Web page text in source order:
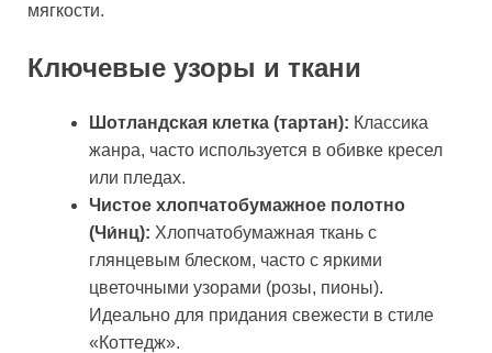
мягкости.
Ключевые узоры и ткани
Шотландская клетка (тартан): Классика
жанра, часто используется в обивке кресел
или пледах.
Чистое хлопчатобумажное полотно
(Чи́нц): Хлопчатобумажная ткань с
глянцевым блеском, часто с яркими
цветочными узорами (розы, пионы).
Идеально для придания свежести в стиле
«Коттедж».